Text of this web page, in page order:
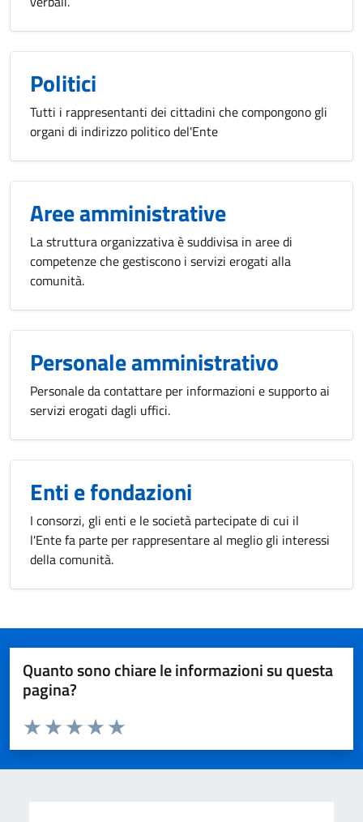
Politici
Tutti i rappresentanti dei cittadini che compongono gli
organi di indirizzo politico del'Ente
Aree amministrative
La struttura organizzativa è suddivisa in aree di
competenze che gestiscono i servizi erogati alla
comunità.
Personale amministrativo
Personale da contattare per informazioni e supporto ai
servizi erogati dagli uffici.
Enti e fondazioni
I consorzi, gli enti e le società partecipate di cui il
l'Ente fa parte per rappresentare al meglio gli interessi
della comunità.
Quanto sono chiare le informazioni su questa
pagina?
Valuta da 1 a 5 stelle la pagina
Valuta 5 stelle su 5
Valuta 4 stelle su 5
Valuta 3 stelle su 5
Valuta 2 stelle su 5
Valuta 1 stelle su 5